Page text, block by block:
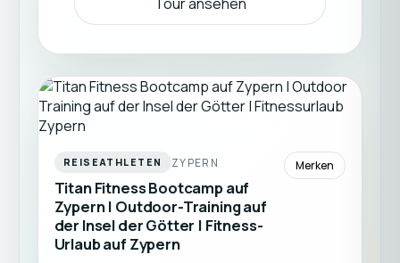
REISEATHLETEN ZYPERN
Titan Fitness Bootcamp auf
Zypern | Outdoor-Training auf
der Insel der Götter | Fitness-
Urlaub auf Zypern
Merken